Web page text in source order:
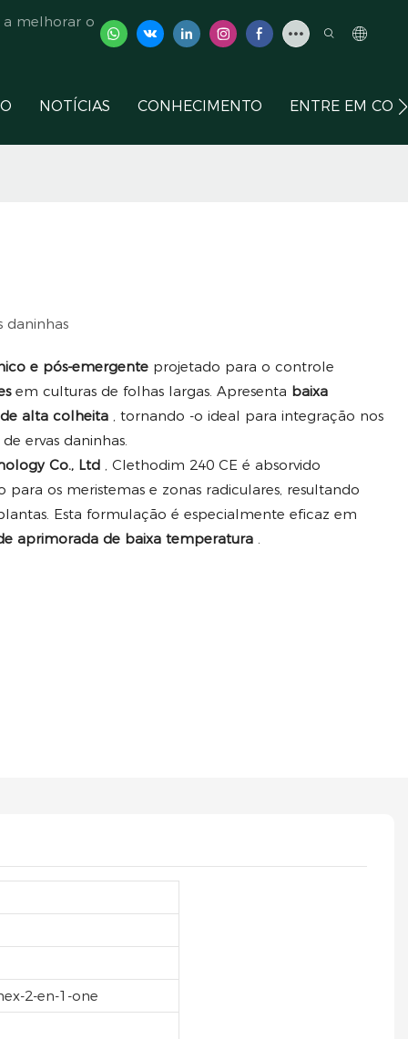
a melhorar o
NOTÍCIAS CONHECIMENTO ENTRE EM
daninhas
e pós-emergente projetado para o controle
em culturas de folhas largas. Apresenta baixa
alta colheita
, tornando -o ideal para integração nos
ervas daninhas.
Co., Ltd
, Clethodim 240 CE é absorvido
os meristemas e zonas radiculares, resultando
Esta formulação é especialmente eficaz em
aprimorada de baixa temperatura
2-en-1-one